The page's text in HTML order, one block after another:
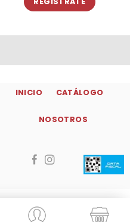
INICIO CATÁLOGO
NOSOTROS